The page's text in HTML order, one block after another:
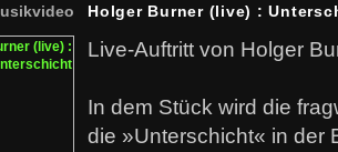
Holger Burner (live) :
Live-Auftritt von Holger
In dem Stück wird die
die »Unterschicht« in der